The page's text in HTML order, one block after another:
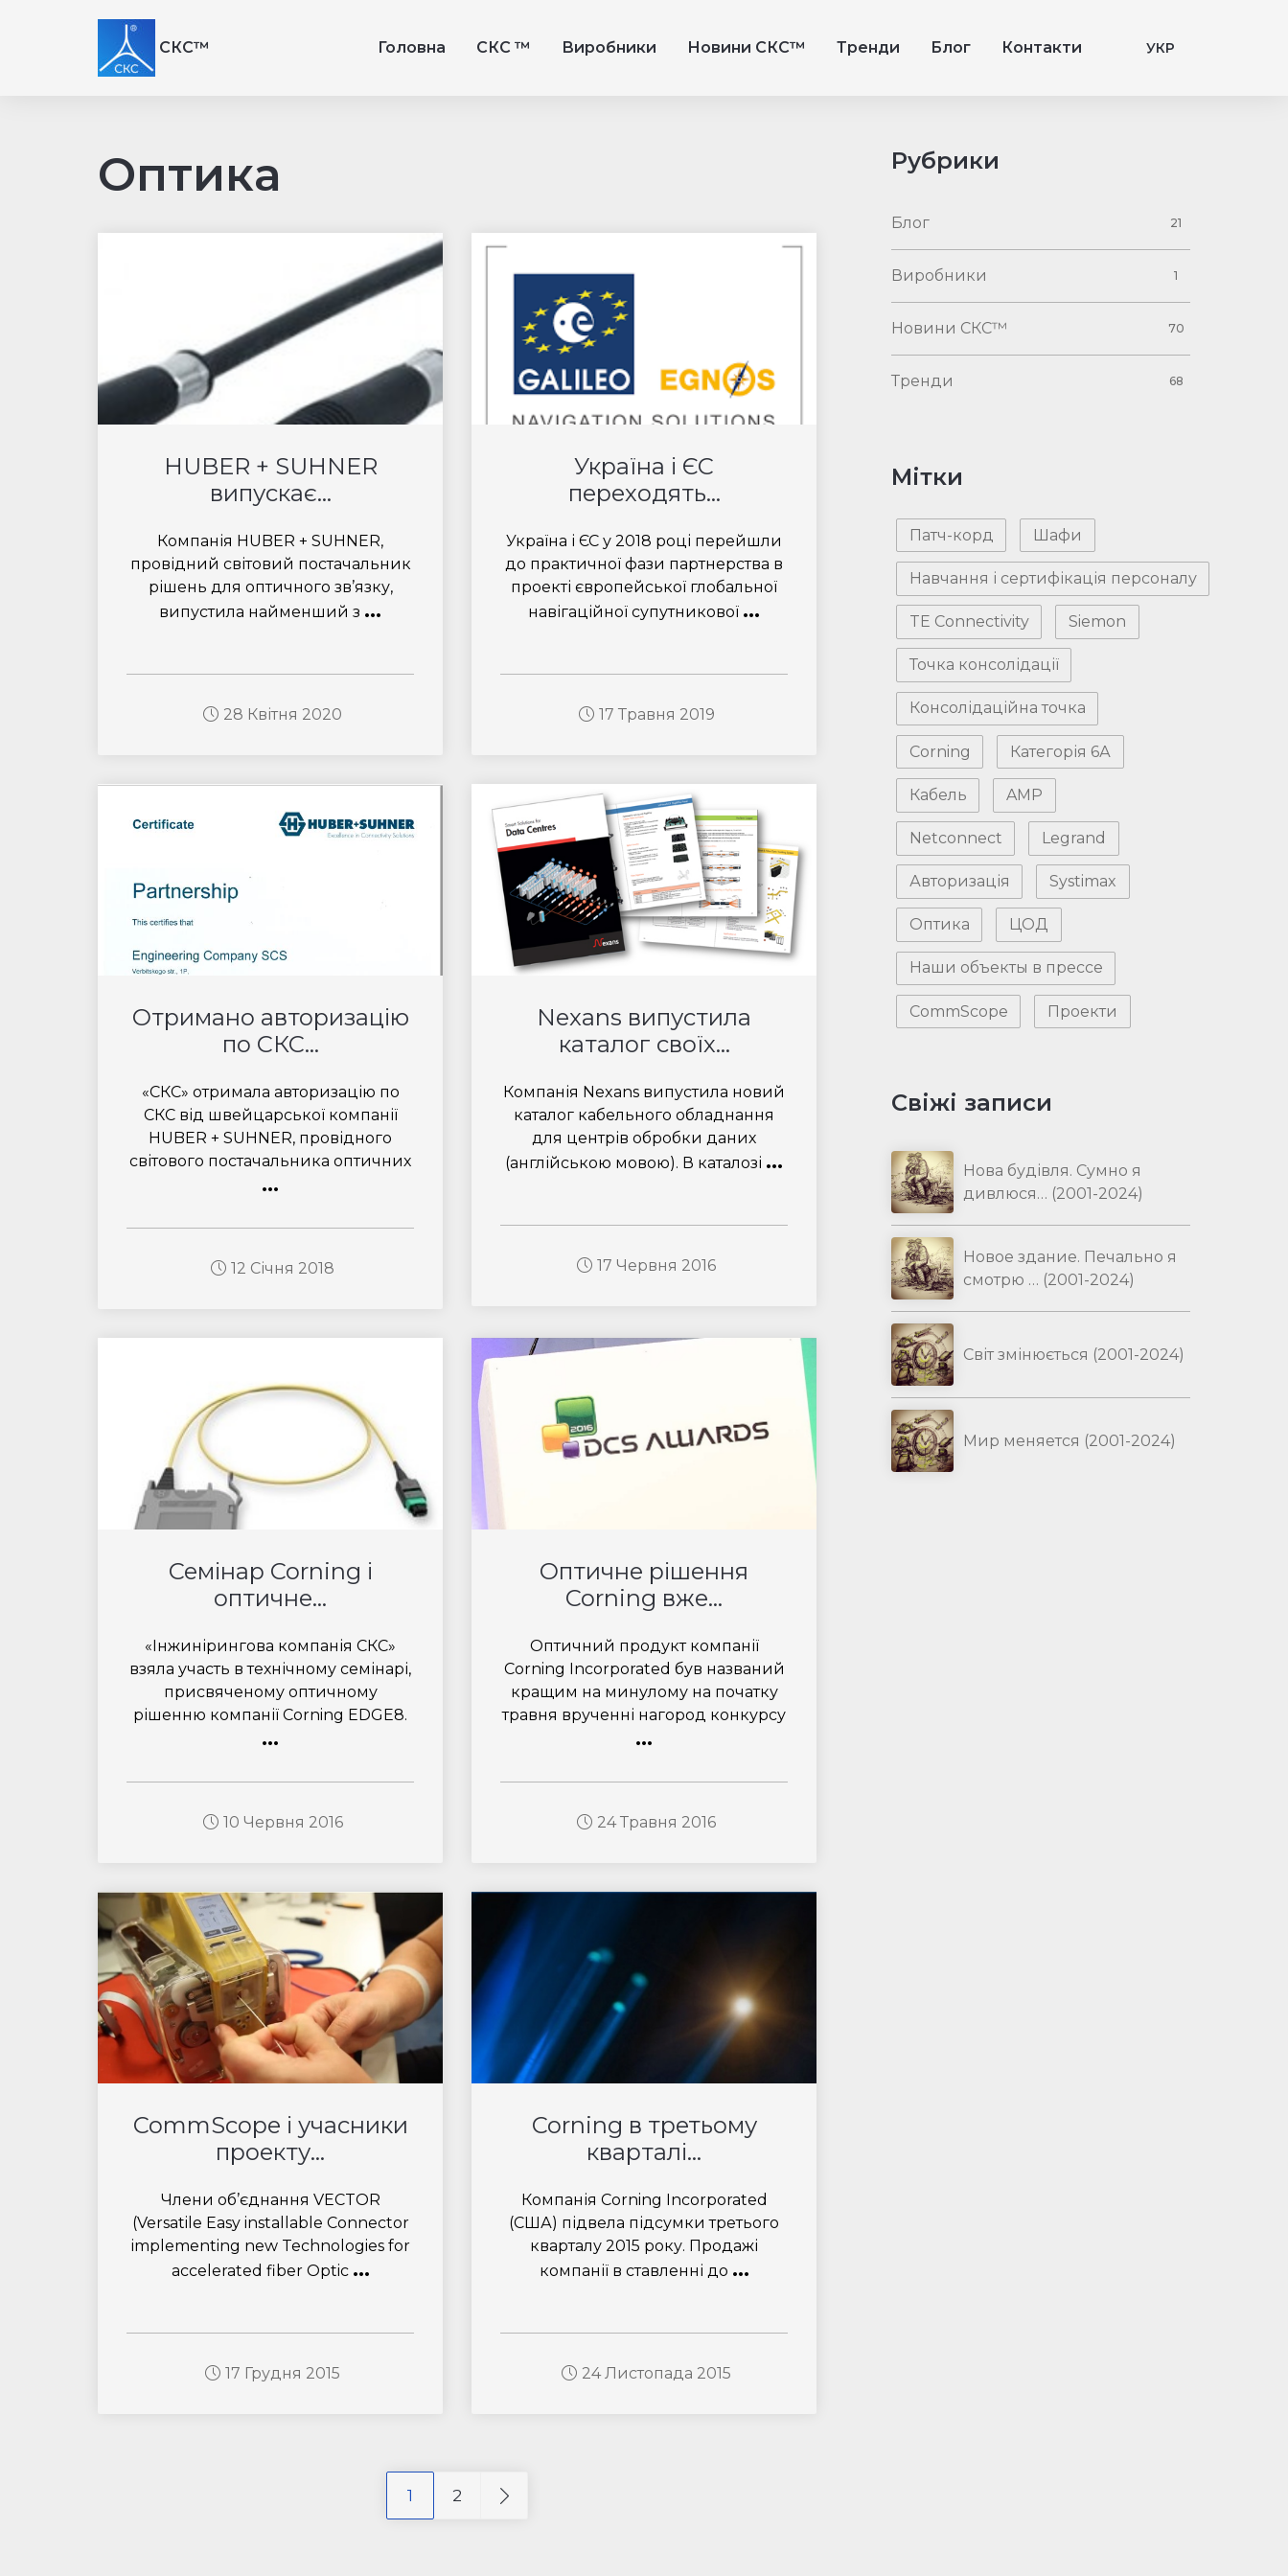
СКС™ Головна СКС ™ Виробники Новини СКС™ Тренди Блог Контакти УКР
Оптика
HUBER + SUHNER
випускає...
Компанія HUBER + SUHNER,
провідний світовий постачальник
рішень для оптичного зв’язку,
випустила найменший з ...
28 Квітня 2020
Україна і ЄС
переходять...
Україна і ЄС у 2018 році перейшли
до практичної фази партнерства в
проекті європейської глобальної
навігаційної супутникової ...
17 Травня 2019
Отримано авторизацію
по СКС...
«СКС» отримала авторизацію по
СКС від швейцарської компанії
HUBER + SUHNER, провідного
світового постачальника оптичних
...
12 Січня 2018
Nexans випустила
каталог своїх...
Компанія Nexans випустила новий
каталог кабельного обладнання
для центрів обробки даних
(англійською мовою). В каталозі ...
17 Червня 2016
Семінар Corning і
оптичне...
«Інжинірингова компанія СКС»
взяла участь в технічному семінарі,
присвяченому оптичному
рішенню компанії Corning EDGE8.
...
10 Червня 2016
Оптичне рішення
Corning вже...
Оптичний продукт компанії
Corning Incorporated був названий
кращим на минулому на початку
травня врученні нагород конкурсу
...
24 Травня 2016
CommScope і учасники
проекту...
Члени об’єднання VECTOR
(Versatile Easy installable Connector
implementing new Technologies for
accelerated fiber Optic ...
17 Грудня 2015
Corning в третьому
кварталі...
Компанія Corning Incorporated
(США) підвела підсумки третього
кварталу 2015 року. Продажі
компанії в ставленні до ...
24 Листопада 2015
1 2
Рубрики
Блог 21
Виробники 1
Новини СКС™ 70
Тренди 68
Мітки
Патч-корд Шафи
Навчання і сертифікація персоналу
TE Connectivity Siemon
Точка консолідації
Консолідаційна точка
Corning Категорія 6А
Кабель AMP
Netconnect Legrand
Авторизація Systimax
Оптика ЦОД
Наши объекты в прессе
CommScope Проекти
Свіжі записи
Нова будівля. Сумно я
дивлюся… (2001-2024)
Новое здание. Печально я
смотрю … (2001-2024)
Світ змінюється (2001-2024)
Мир меняется (2001-2024)